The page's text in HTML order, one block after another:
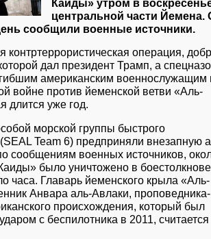
Каиды» утром в
центральной части Йемена.
сообщили военные источники.
контртеррористическая операция,
дал президент Трамп, а
американским военнослужащим
войне против йеменской ветви «Аль-
длится уже год.
морской группы быстрого
Team 6) предприняли внезапную
сообщениям военных источников,
было уничтожено в
часа. Главарь йеменского крыла «Аль-
Анвара аль-Авлаки, проповедника-
происхождения, который был
с беспилотника в 2011, считается